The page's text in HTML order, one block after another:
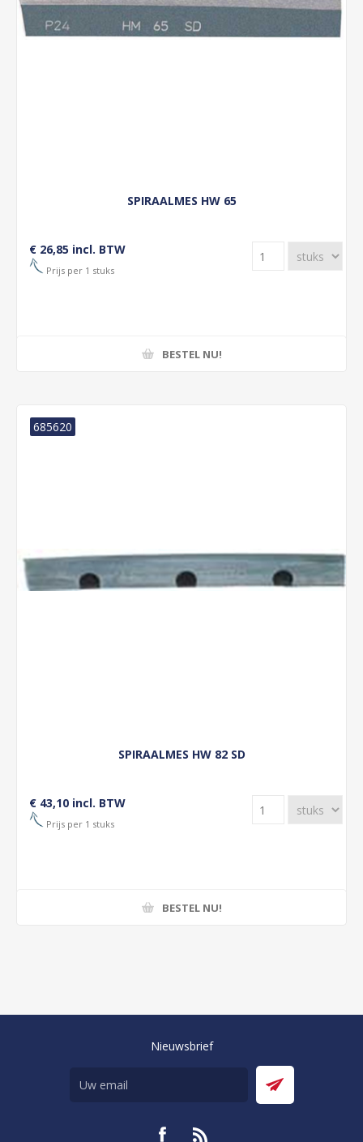
SPIRAALMES HW 65
€ 26,85 incl. BTW
Prijs per 1 stuks
BESTEL NU!
SPIRAALMES HW 82 SD
685620
€ 43,10 incl. BTW
Prijs per 1 stuks
BESTEL NU!
Nieuwsbrief